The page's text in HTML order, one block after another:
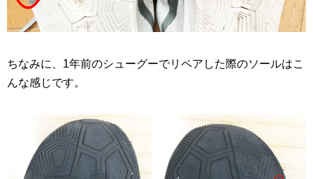
ちなみに、1年前のシューグーでリペアした際のソールはこ
んな感じです。